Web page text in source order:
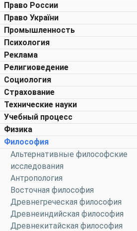
Право России
Право України
Промышленность
Психология
Реклама
Религиоведение
Социология
Страхование
Технические науки
Учебный процесс
Физика
Философия
Альтернативные философские
исследования
Антропология
Восточная философия
Древнегреческая философия
Древнеиндийская философия
Древнекитайская философия